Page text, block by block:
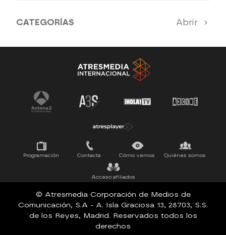
CATEGORÍAS Abrir
Antena 3 Noticias El Hormiguero
Tu cara me suena Pasapalabra
Programación Contacta Cómo vernos Quiénes somos
Acceso afiliados
© Atresmedia Corporación de Medios de
Comunicación, S.A - A. Isla Graciosa 13, 28703, S.S.
de los Reyes, Madrid. Reservados todos los
derechos